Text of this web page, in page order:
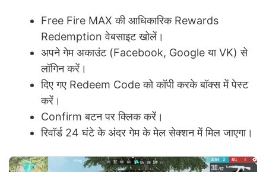
Free Fire MAX की आधिकारिक Rewards
Redemption वेबसाइट खोलें।
अपने गेम अकाउंट (Facebook, Google या VK) से
लॉगिन करें।
दिए गए Redeem Code को कॉपी करके बॉक्स में पेस्ट
करें।
Confirm बटन पर क्लिक करें।
रिवॉर्ड 24 घंटे के अंदर गेम के मेल सेक्शन में मिल जाएगा।